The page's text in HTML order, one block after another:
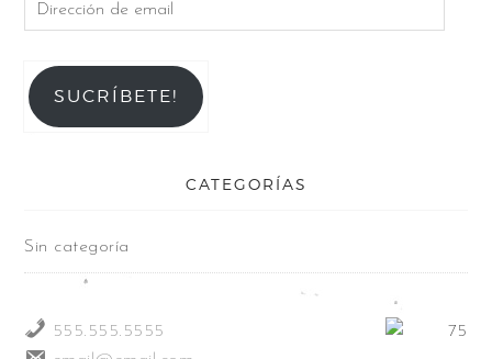
SUCRÍBETE!
CATEGORÍAS
Sin categoría
555.555.5555